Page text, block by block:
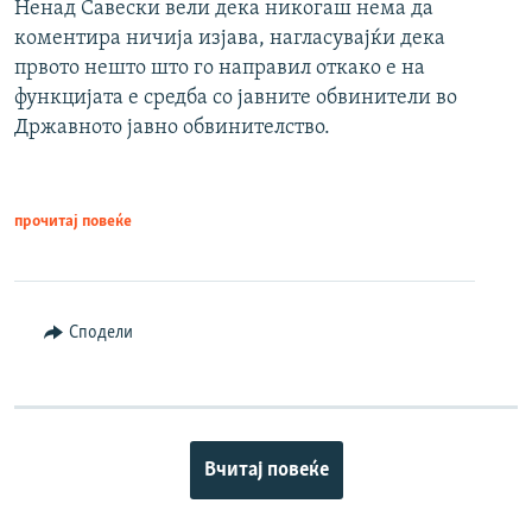
Ненад Савески вели дека никогаш нема да
коментира ничија изјава, нагласувајќи дека
првото нешто што го направил откако е на
функцијата е средба со јавните обвинители во
Државното јавно обвинителство.
прочитај повеќе
Сподели
Вчитај повеќе